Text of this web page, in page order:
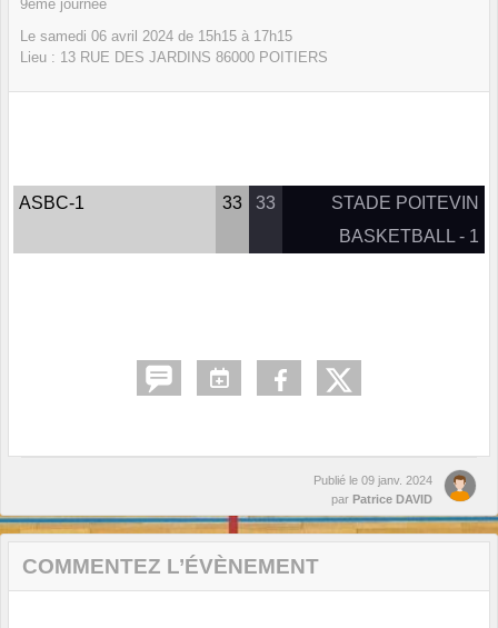
9ème journée
Le samedi 06 avril 2024 de 15h15 à 17h15
Lieu : 13 RUE DES JARDINS 86000 POITIERS
ASBC-1 33 33
STADE POITEVIN
BASKETBALL - 1
Publié le 09 janv. 2024
par Patrice DAVID
COMMENTEZ L’ÉVÈNEMENT